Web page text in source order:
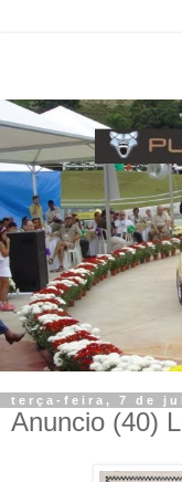
terça-feira, 7 de
Anuncio (40)